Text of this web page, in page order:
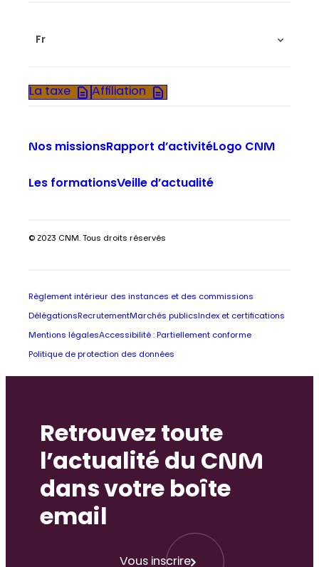
Fr
La taxe Affiliation
Nos missionsRapport d’activitéLogo CNM
Les formationsVeille d’actualité
© 2023 CNM. Tous droits réservés
Règlement intérieur des instances et des commissions
Délégations RecrutementMarchés publics Index et certifications
Mentions légalesAccessibilité : Partiellement conforme
Politique de protection des données
Retrouvez toute
l’actualité du CNM
dans votre boîte
email
Vous inscrire